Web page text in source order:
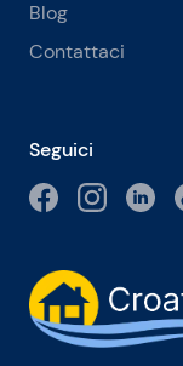
Blog
Contattaci
Seguici